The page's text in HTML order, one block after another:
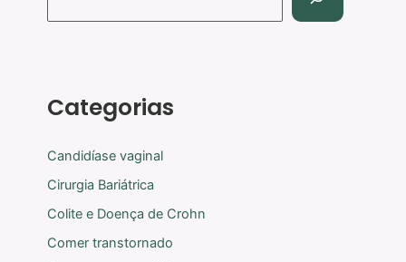
Categorias
Candidíase vaginal
Cirurgia Bariátrica
Colite e Doença de Crohn
Comer transtornado